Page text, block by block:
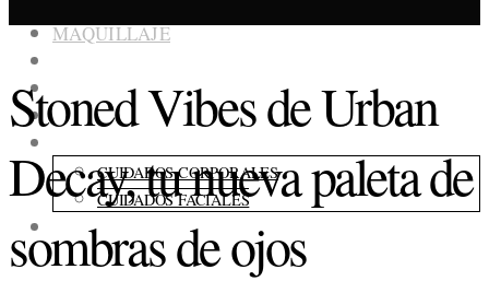
MAQUILLAJE
FRAGANCIAS
ACCESORIOS
CUIDADOS CORPORALES
CUIDADOS FACIALES
CONSEJOS
Stoned Vibes de Urban
Decay, tu nueva paleta de
sombras de ojos